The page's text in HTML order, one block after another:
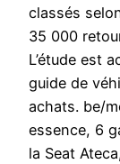
classés
35 000
L’étude est
guide de
achats. be/
essence, 6
la Seat